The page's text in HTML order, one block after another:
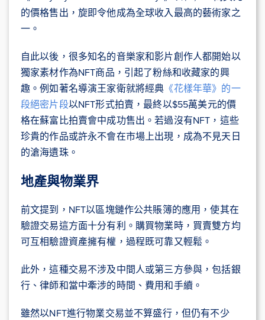
的價格售出，旋即令他成為全球收入最高的藝術家之
一。
自此以後，很多知名的音樂家和影片創作人都開始以
獨家素材作為NFT商品，引起了粉絲和收藏家的興
趣。例如著名導演王家衛就將經典 《花樣年華》的一
段絕密片段以NFT形式拍賣，最終以$55萬美元的價
格在蘇富比拍賣會中成功售出。若過沒有NFT，這些
珍貴的作品或許永不會在市場上出現，成為不見天日
的滄海遺珠。
地產與物業界
前文提到，NFT以區塊鏈作公共賬簿的應用，使其在
驗證交易這方面十分有利。購買物業時，買賣雙方均
可互相驗證資產擁有權，過程既可靠又輕鬆。
此外，這種交易不涉及中間人或第三方參與，包括銀
行、律師和當中牽涉的時間、費用和手續。
雖然以NFT進行物業交易並不算盛行，但仍有不少